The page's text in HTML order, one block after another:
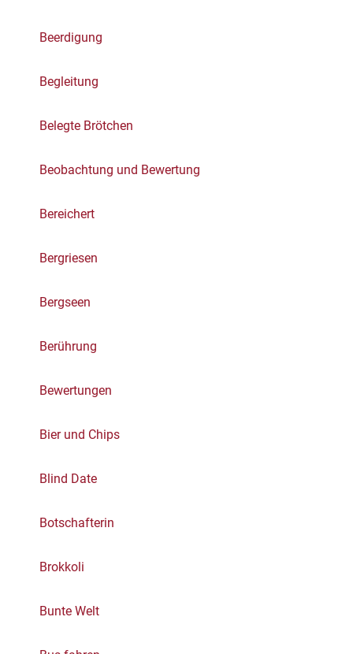
Beerdigung
Begleitung
Belegte Brötchen
Beobachtung und Bewertung
Bereichert
Bergriesen
Bergseen
Berührung
Bewertungen
Bier und Chips
Blind Date
Botschafterin
Brokkoli
Bunte Welt